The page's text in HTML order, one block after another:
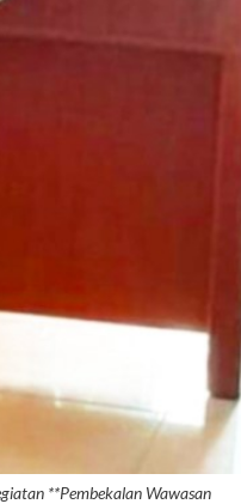
**Pembekalan Wawasan